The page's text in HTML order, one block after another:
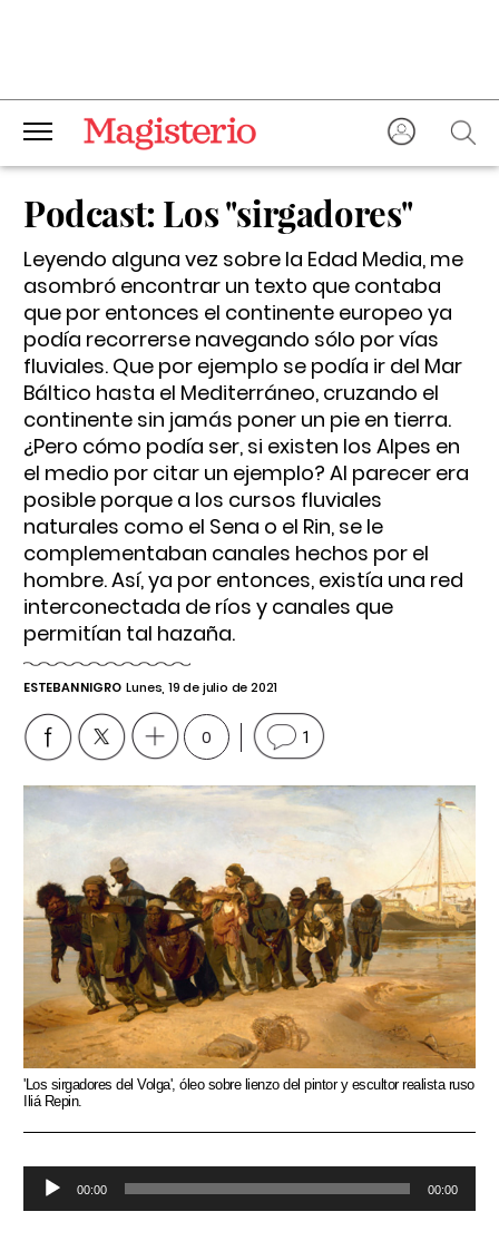
Podcast: Los "sirgadores"
Leyendo alguna vez sobre la Edad Media, me
asombró encontrar un texto que contaba
que por entonces el continente europeo ya
podía recorrerse navegando sólo por vías
fluviales. Que por ejemplo se podía ir del Mar
Báltico hasta el Mediterráneo, cruzando el
continente sin jamás poner un pie en tierra.
¿Pero cómo podía ser, si existen los Alpes en
el medio por citar un ejemplo? Al parecer era
posible porque a los cursos fluviales
naturales como el Sena o el Rin, se le
complementaban canales hechos por el
hombre. Así, ya por entonces, existía una red
interconectada de ríos y canales que
permitían tal hazaña.
ESTEBAN NIGRO Lunes, 19 de julio de 2021
0 1
'Los sirgadores del Volga', óleo sobre lienzo del pintor y escultor realista ruso
Iliá Repin.
Reproductor
de
00:00 00:00